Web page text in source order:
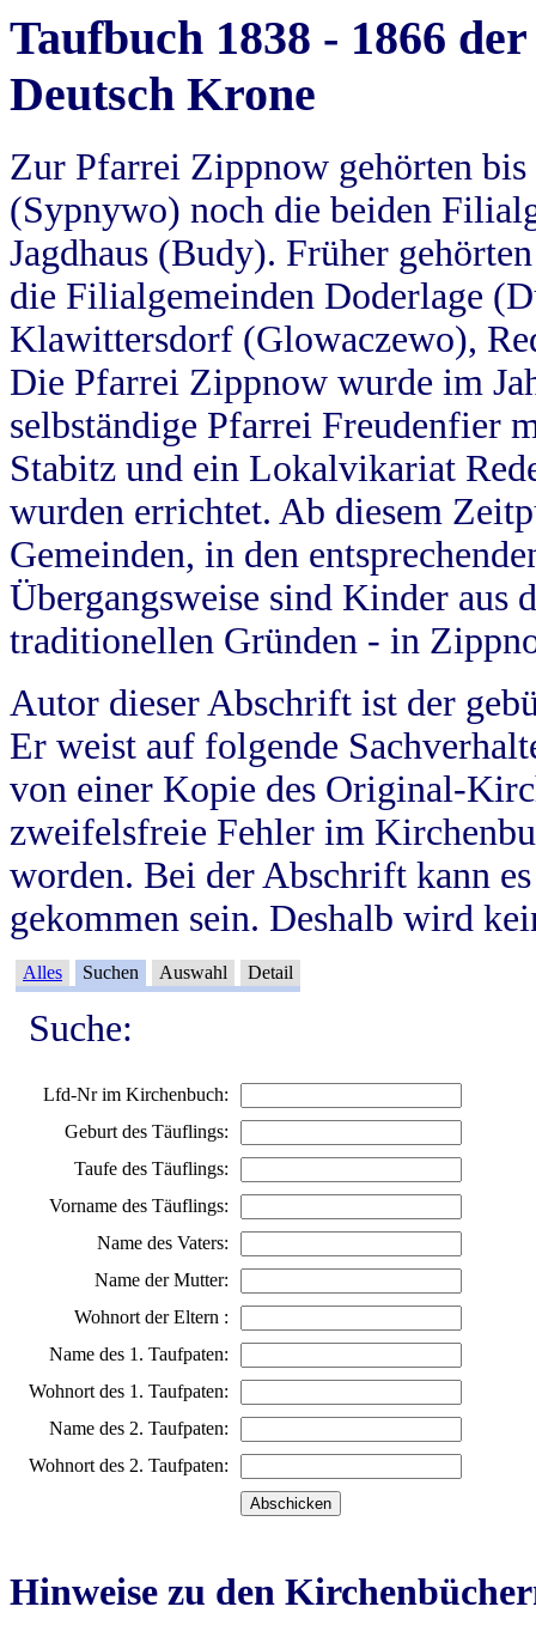
Taufbuch 1838 - 1866
Deutsch Krone
Zur Pfarrei Zippnow gehörten
(Sypnywo) noch die beiden
Jagdhaus (Budy). Früher
die Filialgemeinden Doderlage
Klawittersdorf (Glowaczewo),
Die Pfarrei Zippnow wurde im
selbständige Pfarrei Freudenfier
Stabitz und ein Lokalvikariat
wurden errichtet. Ab diesem
Gemeinden, in den
Übergangsweise sind Kinder aus
traditionellen Gründen - in
Autor dieser Abschrift ist der
Er weist auf folgende
von einer Kopie des Original-
zweifelsfreie Fehler im
worden. Bei der Abschrift kann
gekommen sein. Deshalb wird
Alles Suchen Auswahl Detail
Suche:
Lfd-Nr im Kirchenbuch:
Geburt des Täuflings:
Taufe des Täuflings:
Vorname des Täuflings:
Name des Vaters:
Name der Mutter:
Wohnort der Eltern :
Name des 1. Taufpaten:
Wohnort des 1. Taufpaten:
Name des 2. Taufpaten:
Wohnort des 2. Taufpaten:
Hinweise zu den